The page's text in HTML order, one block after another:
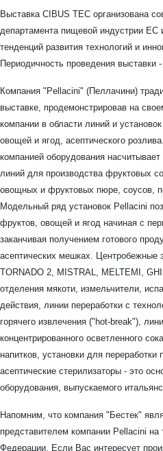
Выставка CIBUS TEC организована
департамента пищевой индустрии ЕС
тенденций развития технологий и
Периодичность проведения выставки
Компания "Pellacini" (Пеллачини)
выставке, продемонстрировав на
компании в области линий и
овощей и ягод, асептического
компанией оборудования
линий для производства фруктовых
овощных и фруктовых пюре, соусов,
Модельный ряд установок Pellacini
фруктов, овощей и ягод начиная с
заканчивая получением готового
асептических мешках. Центробежные
TORNADO 2, MISTRAL, MELTEMI,
отделения мякоти, измельчители,
действия, линии переработки с
горячего извлечения ("hot-break"),
концентрированного осветленного
напитков, установки для переработки
асептические стерилизаторы - это
оборудования, выпускаемого
Напомним, что компания "Бестек"
представителем компании Pellacini на
Федерации. Если Вас интересует